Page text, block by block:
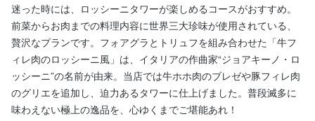
迷った時には、ロッシーニタワーが楽しめるコースがおすすめ。
前菜からお肉までの料理内容に世界三大珍味が使用されている、
贅沢なプランです。フォアグラとトリュフを組み合わせた「牛フ
ィレ肉のロッシーニ風」は、イタリアの作曲家“ジョアキーノ・ロ
ッシーニ”の名前が由来。当店では牛ホホ肉のブレゼや豚フィレ肉
のグリエを追加し、迫力あるタワーに仕上げました。普段滅多に
味わえない極上の逸品を、心ゆくまでご堪能あれ！
ピアノが弾ける方優遇します。
まかない・食事補助あり
特徴
大学生歓迎 面接1回